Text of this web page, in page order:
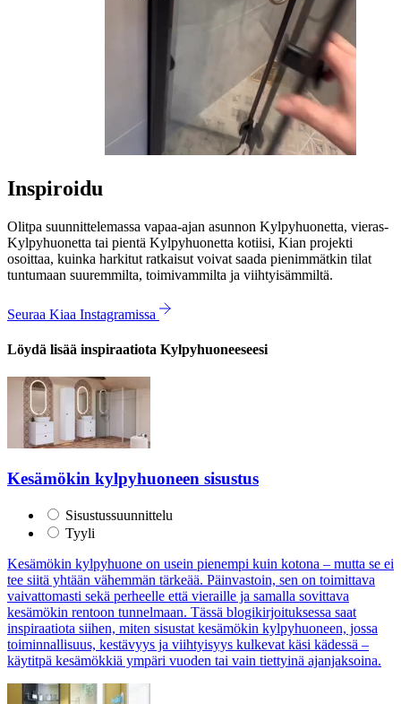
Inspiroidu
Olitpa suunnittelemassa vapaa-ajan asunnon Kylpyhuonetta, vieras-
Kylpyhuonetta tai pientä Kylpyhuonetta kotiisi, Kian projekti
osoittaa, kuinka harkitut ratkaisut voivat saada pienimmätkin tilat
tuntumaan suuremmilta, toimivammilta ja viihtyisämmiltä.
Seuraa Kiaa Instagramissa
Löydä lisää inspiraatiota Kylpyhuoneeseesi
Kesämökin kylpyhuoneen sisustus
Sisustussuunnittelu
Tyyli
Kesämökin kylpyhuone on usein pienempi kuin kotona – mutta se ei
tee siitä yhtään vähemmän tärkeää. Päinvastoin, sen on toimittava
vaivattomasti sekä perheelle että vieraille ja samalla sovittava
kesämökin rentoon tunnelmaan. Tässä blogikirjoituksessa saat
inspiraatiota siihen, miten sisustat kesämökin kylpyhuoneen, jossa
toiminnallisuus, kestävyys ja viihtyisyys kulkevat käsi kädessä –
käytitpä kesämökkiä ympäri vuoden tai vain tiettyinä ajanjaksoina.